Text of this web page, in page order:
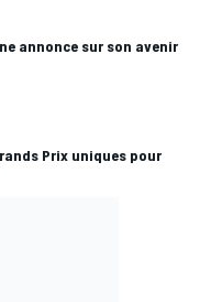
annonce sur son avenir
Prix uniques pour